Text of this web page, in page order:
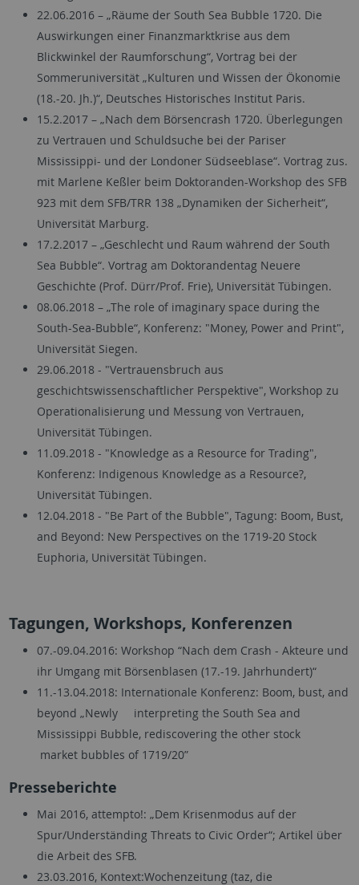
22.06.2016 – „Räume der South Sea Bubble 1720. Die
Auswirkungen einer Finanzmarktkrise aus dem
Blickwinkel der Raumforschung“, Vortrag bei der
Sommeruniversität „Kulturen und Wissen der Ökonomie
(18.-20. Jh.)“, Deutsches Historisches Institut Paris.
15.2.2017 – „Nach dem Börsencrash 1720. Überlegungen
zu Vertrauen und Schuldsuche bei der Pariser
Mississippi- und der Londoner Südseeblase“. Vortrag zus.
mit Marlene Keßler beim Doktoranden-Workshop des SFB
923 mit dem SFB/TRR 138 „Dynamiken der Sicherheit“,
Universität Marburg.
17.2.2017 – „Geschlecht und Raum während der South
Sea Bubble“. Vortrag am Doktorandentag Neuere
Geschichte (Prof. Dürr/Prof. Frie), Universität Tübingen.
08.06.2018 – „The role of imaginary space during the
South-Sea-Bubble“, Konferenz: "Money, Power and Print",
Universität Siegen.
29.06.2018 - "Vertrauensbruch aus
geschichtswissenschaftlicher Perspektive", Workshop zu
Operationalisierung und Messung von Vertrauen,
Universität Tübingen.
11.09.2018 - "Knowledge as a Resource for Trading",
Konferenz: Indigenous Knowledge as a Resource?,
Universität Tübingen.
12.04.2018 - "Be Part of the Bubble", Tagung: Boom, Bust,
and Beyond: New Perspectives on the 1719-20 Stock
Euphoria, Universität Tübingen.
Tagungen, Workshops, Konferenzen
07.-09.04.2016: Workshop “Nach dem Crash - Akteure und
ihr Umgang mit Börsenblasen (17.-19. Jahrhundert)“
11.-13.04.2018: Internationale Konferenz: Boom, bust, and
beyond „Newly interpreting the South Sea and
Mississippi Bubble, rediscovering the other stock
market bubbles of 1719/20”
Presseberichte
Mai 2016, attempto!: „Dem Krisenmodus auf der
Spur/Underständing Threats to Civic Order“; Artikel über
die Arbeit des SFB.
23.03.2016, Kontext:Wochenzeitung (taz, die